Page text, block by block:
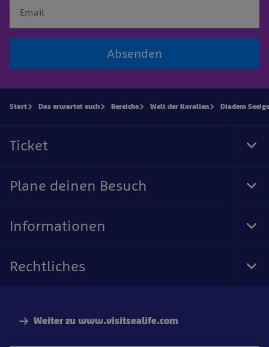
Absenden
Weiter zu www.visitsealife.com
Start Das erwartet euch Bereiche Welt der Korallen Diadem
Ticket
Plane deinen Besuch
Informationen
Rechtliches